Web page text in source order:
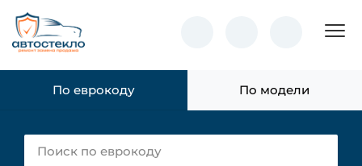
По еврокоду По модели